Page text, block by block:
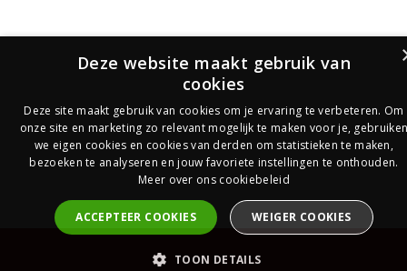
PrijsOfferte
Deze website maakt gebruik van
cookies
Deze site maakt gebruik van cookies om je ervaring te verbeteren. Om
onze site en marketing zo relevant mogelijk te maken voor je,
we eigen cookies en cookies van derden om statistieken te maken,
bezoeken te analyseren en jouw favoriete instellingen te onthouden.
Meer over ons cookiebeleid
ACCEPTEER COOKIES WEIGER COOKIES
TOON DETAILS